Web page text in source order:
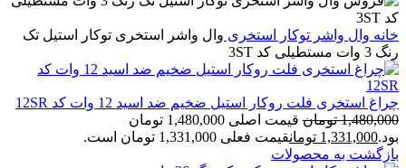
خانه وال واشر توکار استخری وال واشر استخری توکار استیل تک
رنگ 3 وات مستطیلی کد 3ST
چراغ استخری فلت روکار استیل ضخیم ضد اسید 12 وات کد 12SR
1,480,000 تومان
قیمت اصلی 1,480,000 تومان
بود.1,331,000 تومانقیمت فعلی 1,331,000 تومان است.
بازگشت به محصولات